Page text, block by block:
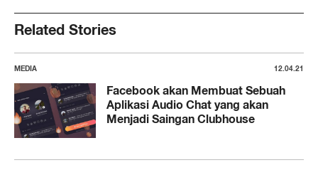
Related Stories
MEDIA 12.04.21
Facebook akan Membuat Sebuah
Aplikasi Audio Chat yang akan
Menjadi Saingan Clubhouse